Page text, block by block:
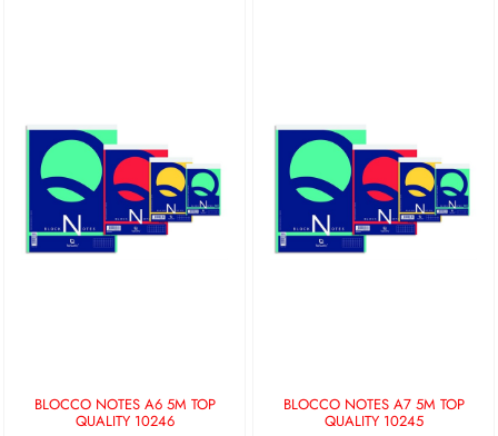
BLOCCO NOTES A6 5M TOP
QUALITY 10246
BLOCCO NOTES A7 5M TOP
QUALITY 10245